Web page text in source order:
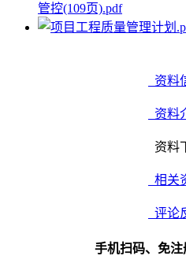
管控(109页).pdf
资料
资料
资料
相关
评论
手机扫码、免